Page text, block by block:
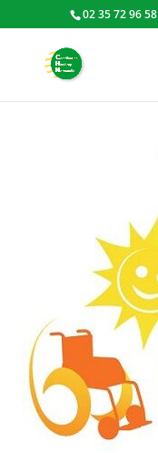
02 35 72 96 58